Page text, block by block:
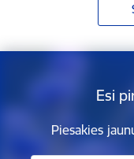
Esi
Piesakies